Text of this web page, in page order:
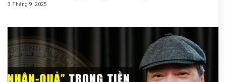
3 Tháng 9, 2025